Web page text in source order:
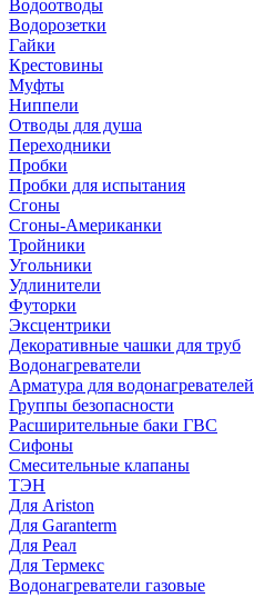
Водоотводы
Водорозетки
Гайки
Крестовины
Муфты
Ниппели
Отводы для душа
Переходники
Пробки
Пробки для испытания
Сгоны
Сгоны-Американки
Тройники
Угольники
Удлинители
Футорки
Эксцентрики
Декоративные чашки для труб
Водонагреватели
Арматура для водонагревателей
Группы безопасности
Расширительные баки ГВС
Сифоны
Смесительные клапаны
ТЭН
Для Ariston
Для Garanterm
Для Реал
Для Термекс
Водонагреватели газовые